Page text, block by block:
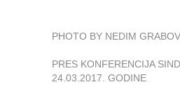
PHOTO BY NEDIM
PRES KONFERENCIJA
24.03.2017. GODINE